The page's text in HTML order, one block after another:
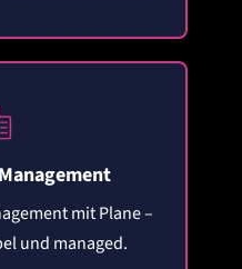
mit Plane –
und managed.